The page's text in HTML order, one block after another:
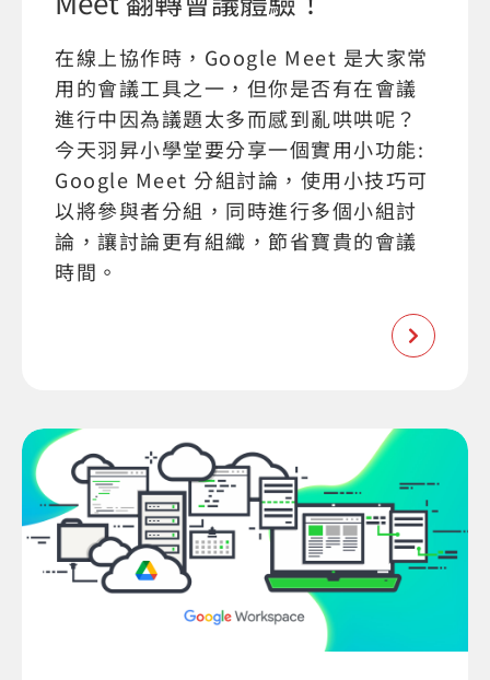
在線上協作時，Google Meet 是大家常
用的會議工具之一，但你是否有在會議
進行中因為議題太多而感到亂哄哄呢？
今天羽昇小學堂要分享一個實用小功能:
Google Meet 分組討論，使用小技巧可
以將參與者分組，同時進行多個小組討
論，讓討論更有組織，節省寶貴的會議
時間。